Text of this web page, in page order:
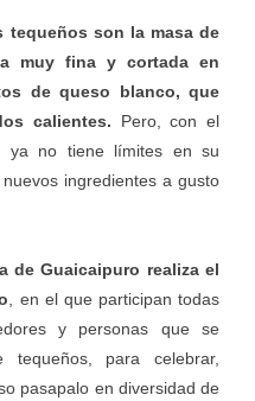
tequeños son la masa de
muy fina y cortada en
de queso blanco, que
calientes. Pero, con el
ya no tiene límites en su
ingredientes a gusto
de Guaicaipuro realiza el
, en el que participan todas
y personas que se
para celebrar,
pasapalo en diversidad de